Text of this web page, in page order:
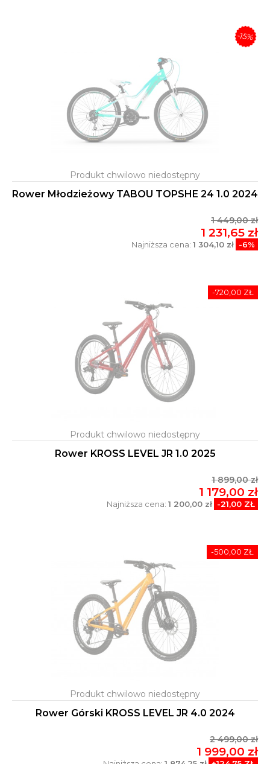
Rower Młodzieżowy TABOU TOPSHE 24 1.0 2024
1 449,00 zł
1 231,65 zł
Najniższa cena: 1 304,10 zł -6%
-15%
Rower KROSS LEVEL JR 1.0 2025
1 899,00 zł
1 179,00 zł
Najniższa cena: 1 200,00 zł -21,00 ZŁ
-720,00 ZŁ
Rower Górski KROSS LEVEL JR 4.0 2024
2 499,00 zł
1 999,00 zł
-500,00 ZŁ